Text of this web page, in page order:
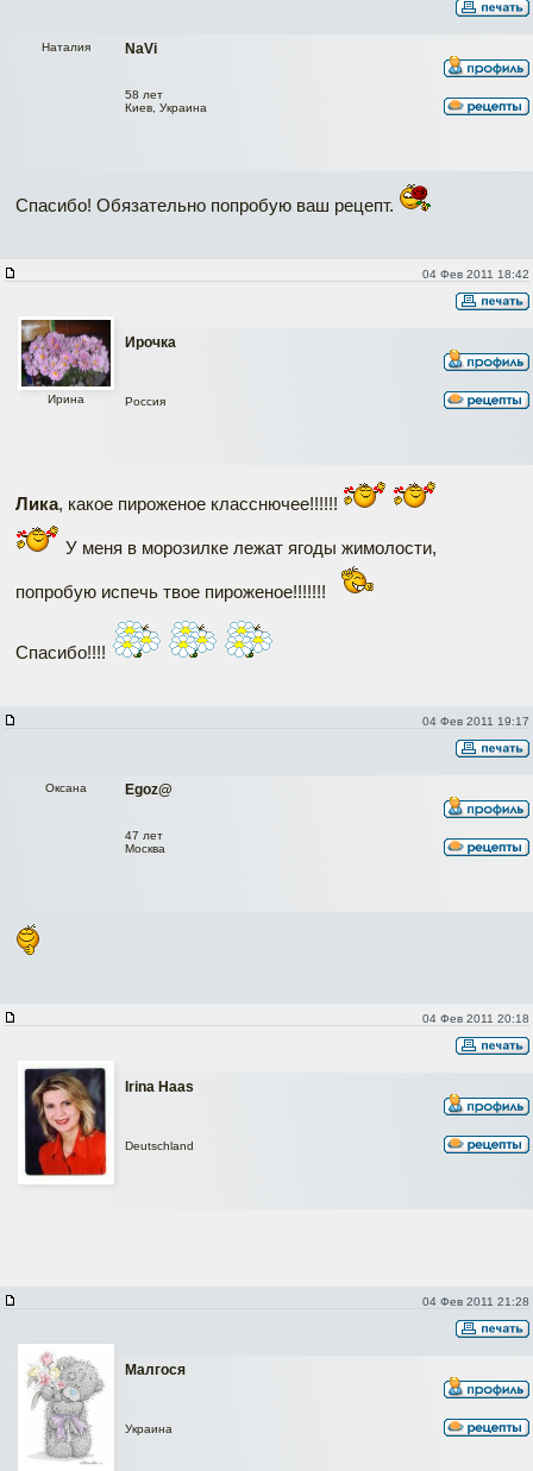
NaVi
Наталия
58 лет
Киев, Украина
Спасибо! Обязательно попробую ваш рецепт.
04 Фев 2011 18:42
Ирочка
Ирина Россия
Лика, какое пироженое класснючее!!!!!!
У меня в морозилке лежат ягоды жимолости,
попробую испечь твое пироженое!!!!!!!
Спасибо!!!!
04 Фев 2011 19:17
Egoz@
Оксана
47 лет
Москва
04 Фев 2011 20:18
Irina Haas
Deutschland
04 Фев 2011 21:28
Малгося
Украина